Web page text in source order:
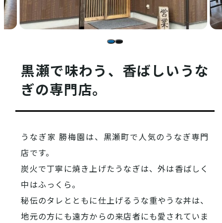
黒瀬で味わう、香ばしいうな
ぎの専門店。
うなぎ家 勝梅園は、黒瀬町で人気のうなぎ専門
店です。
炭火で丁寧に焼き上げたうなぎは、外は香ばしく
中はふっくら。
秘伝のタレとともに仕上げるうな重やうな丼は、
地元の方にも遠方からの来店者にも愛されていま
注目コンテンツ
西条酒蔵通り特設ページ